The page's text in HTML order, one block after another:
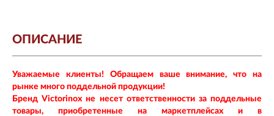
ОПИСАНИЕ
Уважаемые клиенты! Обращаем ваше внимание, что на
рынке много поддельной продукции!
Бренд Victorinox не несет ответственности за поддельные
товары, приобретенные на маркетплейсах и в